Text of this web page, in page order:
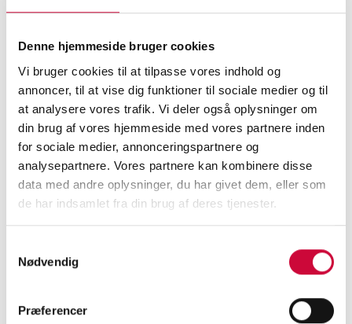
Denne hjemmeside bruger cookies
Vi bruger cookies til at tilpasse vores indhold og
annoncer, til at vise dig funktioner til sociale medier og til
at analysere vores trafik. Vi deler også oplysninger om
din brug af vores hjemmeside med vores partnere inden
for sociale medier, annonceringspartnere og
analysepartnere. Vores partnere kan kombinere disse
data med andre oplysninger, du har givet dem, eller som
de har indsamlet fra din brug af deres tjenester.
Nødvendig
Præferencer
give strength, courage and a moment of calm.
We are pleased to support this important work.
More news
<
CONTACT US TODAY